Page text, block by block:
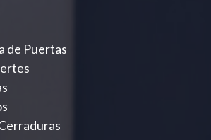
de Puertas